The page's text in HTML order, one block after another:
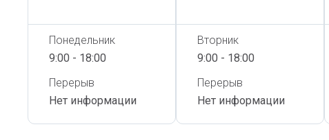
Понедельник
9:00 - 18:00
Перерыв
Нет информации
Вторник
9:00 - 18:00
Перерыв
Нет информации